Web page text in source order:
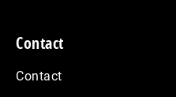
Contact
Contact